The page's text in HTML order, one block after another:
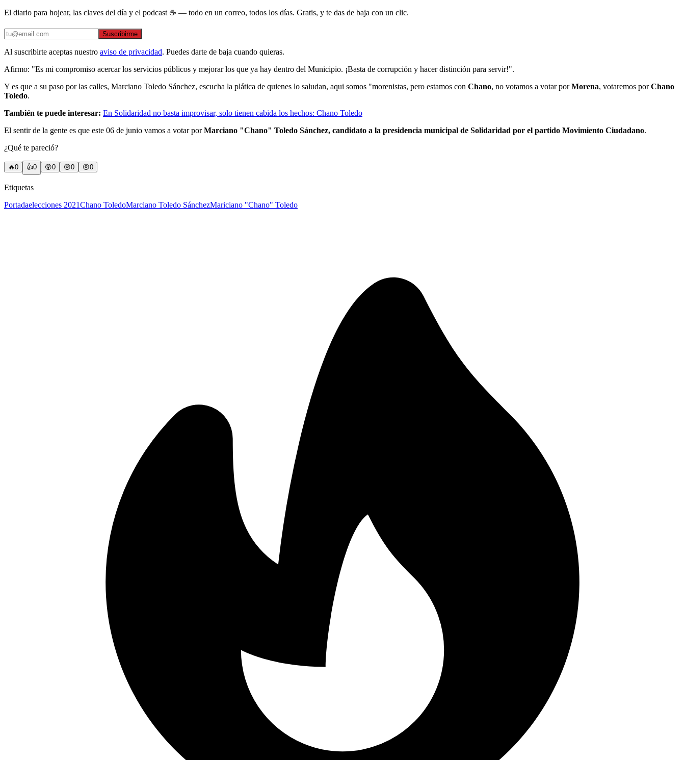
El diario para hojear, las claves del día y el podcast ☕ — todo en un correo, todos los días. Gratis, y te das de baja con un clic.
Suscribirme
Al suscribirte aceptas nuestro aviso de privacidad. Puedes darte de baja cuando quieras.
Afirmo: "Es mi compromiso acercar los servicios públicos y mejorar los que ya hay dentro del Municipio. ¡Basta de corrupción y hacer distinción para servir!".
Y es que a su paso por las calles, Marciano Toledo Sánchez, escucha la plática de quienes lo saludan, aqui somos "morenistas, pero estamos con Chano, no votamos a votar porMorena, votaremos porChano
Toledo.
También te puede interesar: En Solidaridad no basta improvisar, solo tienen cabida los hechos: Chano Toledo
El sentir de la gente es que este 06 de junio vamos a votar porMarciano "Chano" Toledo Sánchez, candidato a la presidencia municipal de Solidaridad por el partido Movimiento Ciudadano.
¿Qué te pareció?
🔥0 👍0 😲0 😢0 😠0
Etiquetas
Portadaelecciones 2021Chano ToledoMarciano Toledo SánchezMariciano "Chano" Toledo